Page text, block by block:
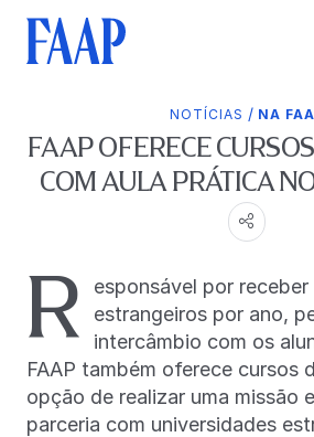
NOTÍCIAS / NA
FAAP OFERECE
COM AULA PRÁTICA
R
esponsável por
estrangeiros por ano,
intercâmbio com os
FAAP também oferece cursos
opção de realizar uma missão
parceria com universidades